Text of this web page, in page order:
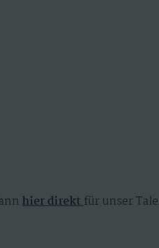
hier direktfür unser